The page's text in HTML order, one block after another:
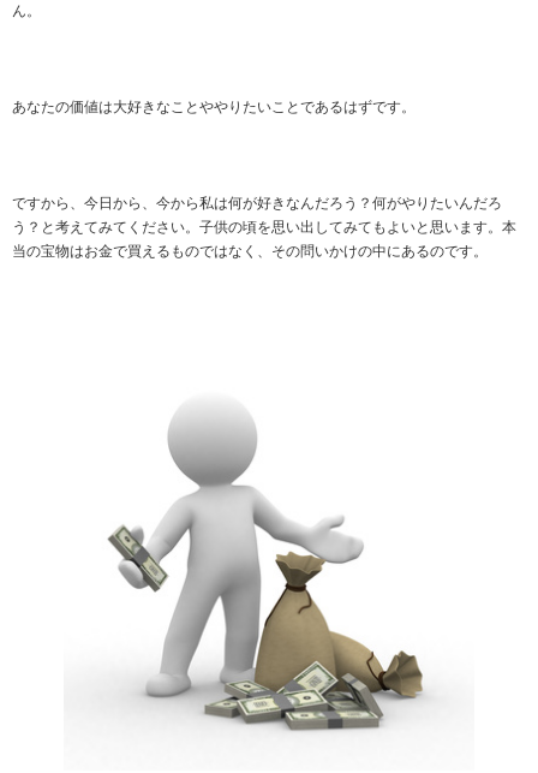
ん。
あなたの価値は大好きなことややりたいことであるはずです。
ですから、今日から、今から私は何が好きなんだろう？何がやりたいんだろ
う？と考えてみてください。子供の頃を思い出してみてもよいと思います。本
当の宝物はお金で買えるものではなく、その問いかけの中にあるのです。